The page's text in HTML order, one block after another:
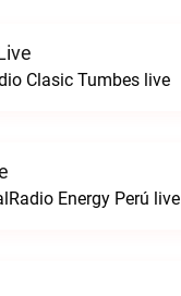
Clasic Tumbes live
Energy Perú live